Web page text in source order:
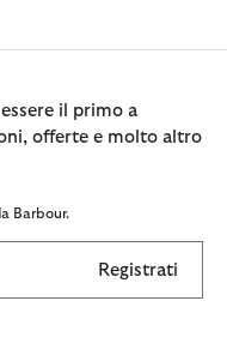
il primo a
offerte e molto altro
Barbour.
Registrati